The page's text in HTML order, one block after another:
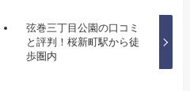
弦巻三丁目公園の口コミ
と評判！桜新町駅から徒
歩圏内